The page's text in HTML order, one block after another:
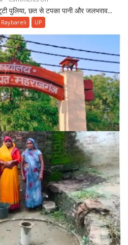
उद्घाटन
पहले
ही
बदहाल
हुआ
बछरावां
रेलवे
स्टेशन,
पहली
बारिश
में
खुली
निर्माण
गुणवत्ता
पोल
पुलिया, छत से टपका पानी और जलभराव...
Raybareli UP